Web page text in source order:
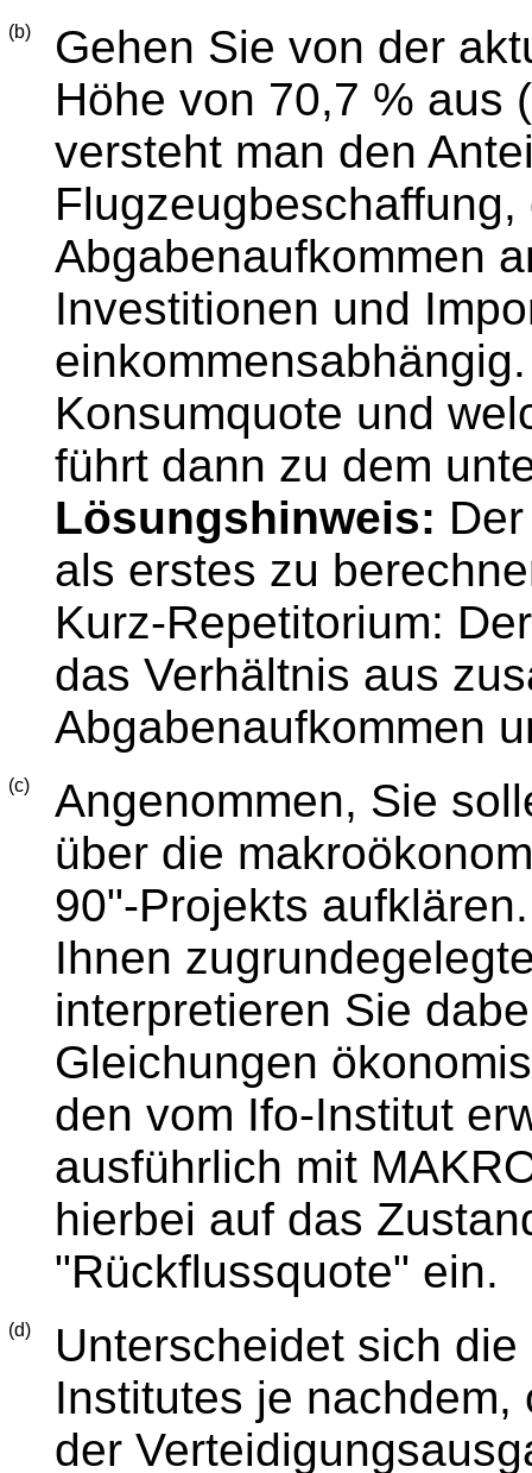
(b)
Gehen Sie von der
Höhe von 70,7 % aus
versteht man den
Abgabenaufkommen
Investitionen und
Konsumquote und
führt dann zu dem
Lösungshinweis:
als erstes zu
Kurz-Repetitorium:
das Verhältnis aus
Abgabenaufkommen
(c)
Angenommen, Sie
über die
90"-Projekts
Ihnen
interpretieren Sie
Gleichungen
den vom Ifo-Institut
ausführlich mit
hierbei auf das
"Rückflussquote" ein.
(d)
Unterscheidet sich
Institutes je
der